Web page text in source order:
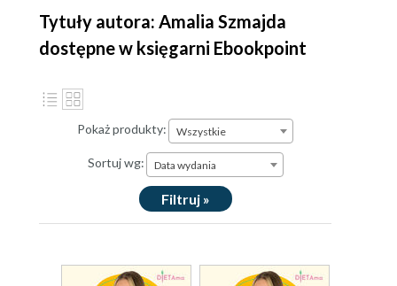
Tytuły autora: Amalia Szmajda
dostępne w księgarni Ebookpoint
Pokaż produkty: Wszystkie
Sortuj wg: Data wydania
Filtruj »